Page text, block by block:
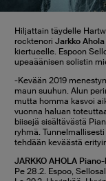
Hiljattain täydelle
rocktenori Jarkko Ahola
kiertueelle. Espoon
upeaäänisen solistin
-Kevään 2019
maun suuhun. Alun
mutta homma kasvoi
vuonna haluan
biisejä sisältävästä
ryhmä.
tehdään keväästä
JARKKO AHOLA
Pe 28.2. Espoo,